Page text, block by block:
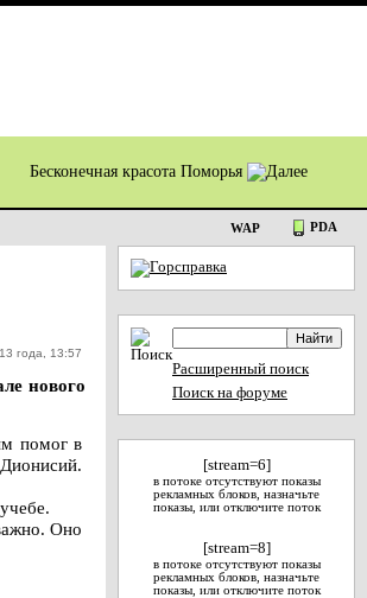
Бесконечная красота Поморья
WAP PDA
года, 13:57
нового
помог в
Оно
Расширенный поиск
Поиск на форуме
[stream=6]
в потоке отсутствуют показы
рекламных блоков, назначьте
показы, или отключите поток
[stream=8]
в потоке отсутствуют показы
рекламных блоков, назначьте
показы, или отключите поток